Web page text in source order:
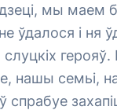
мы маем
ўдалося і ня
нашы семьі,
спрабуе